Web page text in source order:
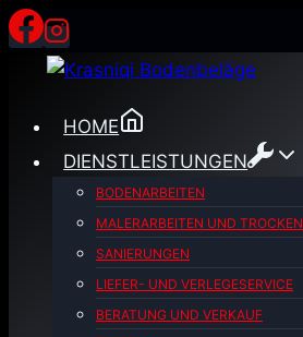
Zum
Inhalt
springen
HOME
DIENSTLEISTUNGEN
BODENARBEITEN
MALERARBEITEN UND
SANIERUNGEN
LIEFER- UND VERLEGESERVICE
BERATUNG UND VERKAUF